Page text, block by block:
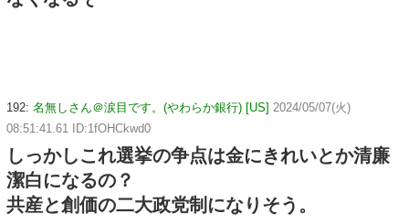
192: 名無しさん＠涙目です。(やわらか銀行) [US] 2024/05/07(火)
08:51:41.61 ID:1fOHCkwd0
しっかしこれ選挙の争点は金にきれいとか清廉
潔白になるの？
共産と創価の二大政党制になりそう。